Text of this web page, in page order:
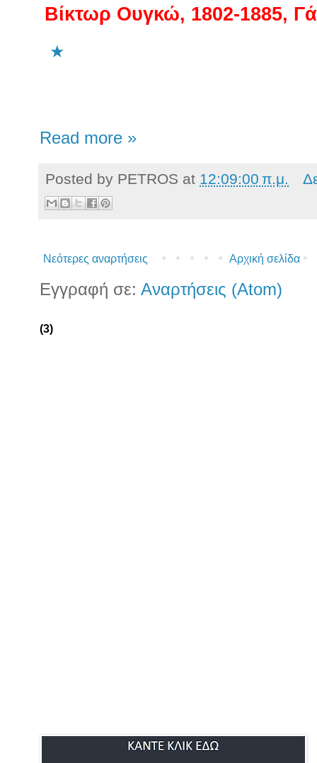
Βίκτωρ Ουγκώ, 1802-1885,
★
Read more »
Posted by PETROS at 12:09:00 π.μ.
Νεότερες αναρτήσεις Αρχική σελίδα
Εγγραφή σε: Αναρτήσεις (Atom)
(3)